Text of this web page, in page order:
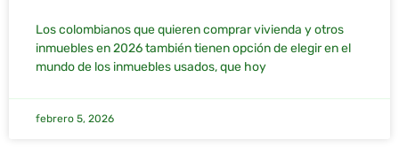
Los colombianos que quieren comprar vivienda y otros
inmuebles en 2026 también tienen opción de elegir en el
mundo de los inmuebles usados, que hoy
febrero 5, 2026